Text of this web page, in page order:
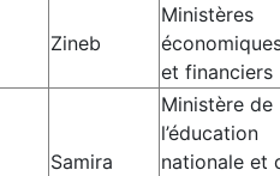
Zineb
Ministères
et financiers
Samira
Ministère de
l’éducation
nationale et